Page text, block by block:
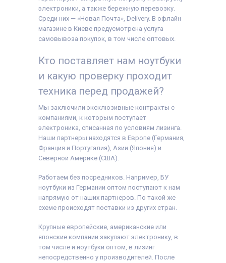
электроники, а также бережную перевозку.
Среди них — «Новая Почта», Delivery. В офлайн
магазине в Киеве предусмотрена услуга
самовывоза покупок, в том числе оптовых.
Кто поставляет нам ноутбуки
и какую проверку проходит
техника перед продажей?
Мы заключили эксклюзивные контракты с
компаниями, к которым поступает
электроника, списанная по условиям лизинга.
Наши партнеры находятся в Европе (Германия,
Франция и Португалия), Азии (Япония) и
Северной Америке (США).
Работаем без посредников. Например, БУ
ноутбуки из Германии оптом поступают к нам
напрямую от наших партнеров. По такой же
схеме происходят поставки из других стран.
Крупные европейские, американские или
японские компании закупают электронику, в
том числе и ноутбуки оптом, в лизинг
непосредственно у производителей. После